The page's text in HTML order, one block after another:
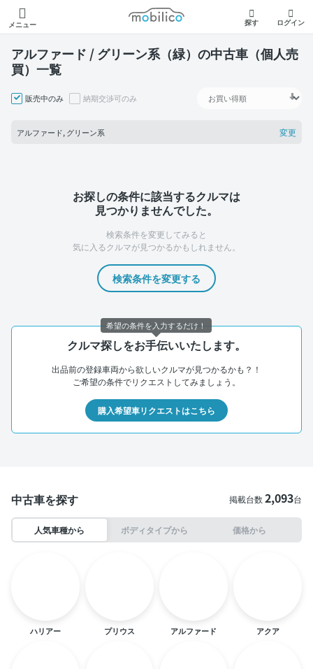
メニュー
モビリコ
探す ログイン
アルファード / グリーン系（緑）の中古車（個人売
買）一覧
販売中のみ 納期交渉可のみ
アルファード, グリーン系 変更
お探しの条件に該当するクルマは
見つかりませんでした。
検索条件を変更してみると
気に入るクルマが見つかるかもしれません。
検索条件を変更する
クルマ探しをお手伝いいたします。
出品前の登録車両から欲しいクルマが見つかるかも？！
ご希望の条件でリクエストしてみましょう。
購入希望車リクエストはこちら
中古車を探す 掲載台数2,093台
人気車種から ボディタイプから 価格から
ハリアー プリウス アルファード アクア
希望の条件を入力するだけ！